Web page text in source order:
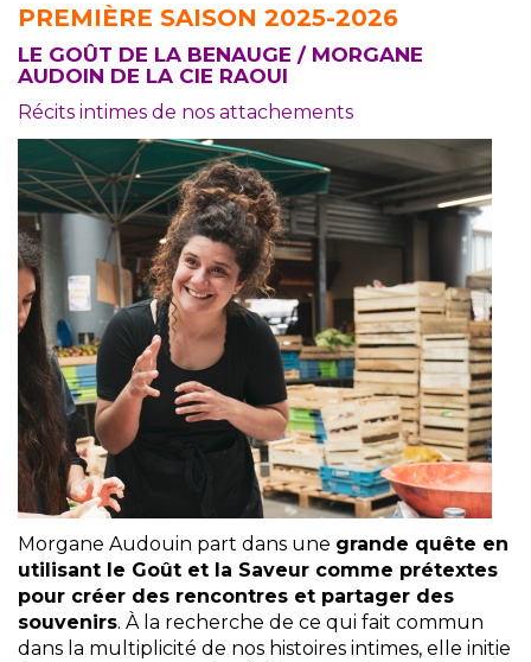
PREMIÈRE SAISON 2025-2026
LE GOÛT DE LA BENAUGE / MORGANE
AUDOIN DE LA CIE RAOUI
Récits intimes de nos attachements
Morgane Audouin part dans une grande quête en
utilisant le Goût et la Saveur comme prétextes
pour créer des rencontres et partager des
souvenirs. À la recherche de ce qui fait commun
dans la multiplicité de nos histoires intimes, elle initie